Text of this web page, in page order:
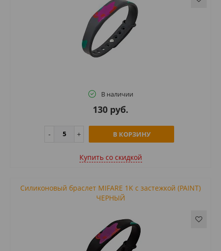
В наличии
130 руб.
В КОРЗИНУ
Купить cо скидкой
Силиконовый браслет MIFARE 1K с застежкой (PAINT)
ЧЕРНЫЙ